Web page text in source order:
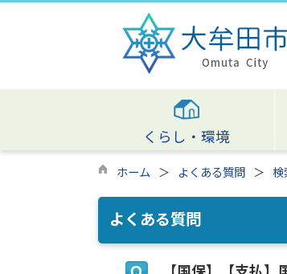
くらし・環境
ホーム よくある質問 検
よくある質問